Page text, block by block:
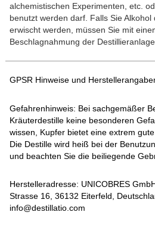
alchemistischen Experimenten, etc.
benutzt werden darf. Falls Sie
erwischt werden, müssen Sie mit
Beschlagnahmung der
GPSR Hinweise und
Gefahrenhinweis: Bei sachgemäßer
Kräuterdestille keine besonderen
wissen, Kupfer bietet eine extrem
Die Destille wird heiß bei der
und beachten Sie die beiliegende
Herstelleradresse: UNICOBRES
Strasse 16, 36132 Eiterfeld,
info@destillatio.com